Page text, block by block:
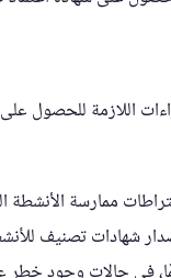
اللازمة للحصول
ممارسة الأنشطة
شهادات تصنيف